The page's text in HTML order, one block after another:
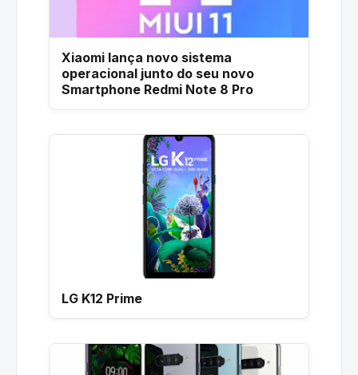
Xiaomi lança novo sistema
operacional junto do seu novo
Smartphone Redmi Note 8 Pro
LG K12 Prime